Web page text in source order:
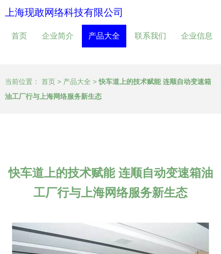
上海现敢网络科技有限公司
首页 企业简介 产品大全 联系我们 企业信息
当前位置： 首页 > 产品大全 > 快车道上的技术赋能 连顺自动变速箱
油工厂行与上海网络服务新生态
快车道上的技术赋能 连顺自动变速箱油
工厂行与上海网络服务新生态